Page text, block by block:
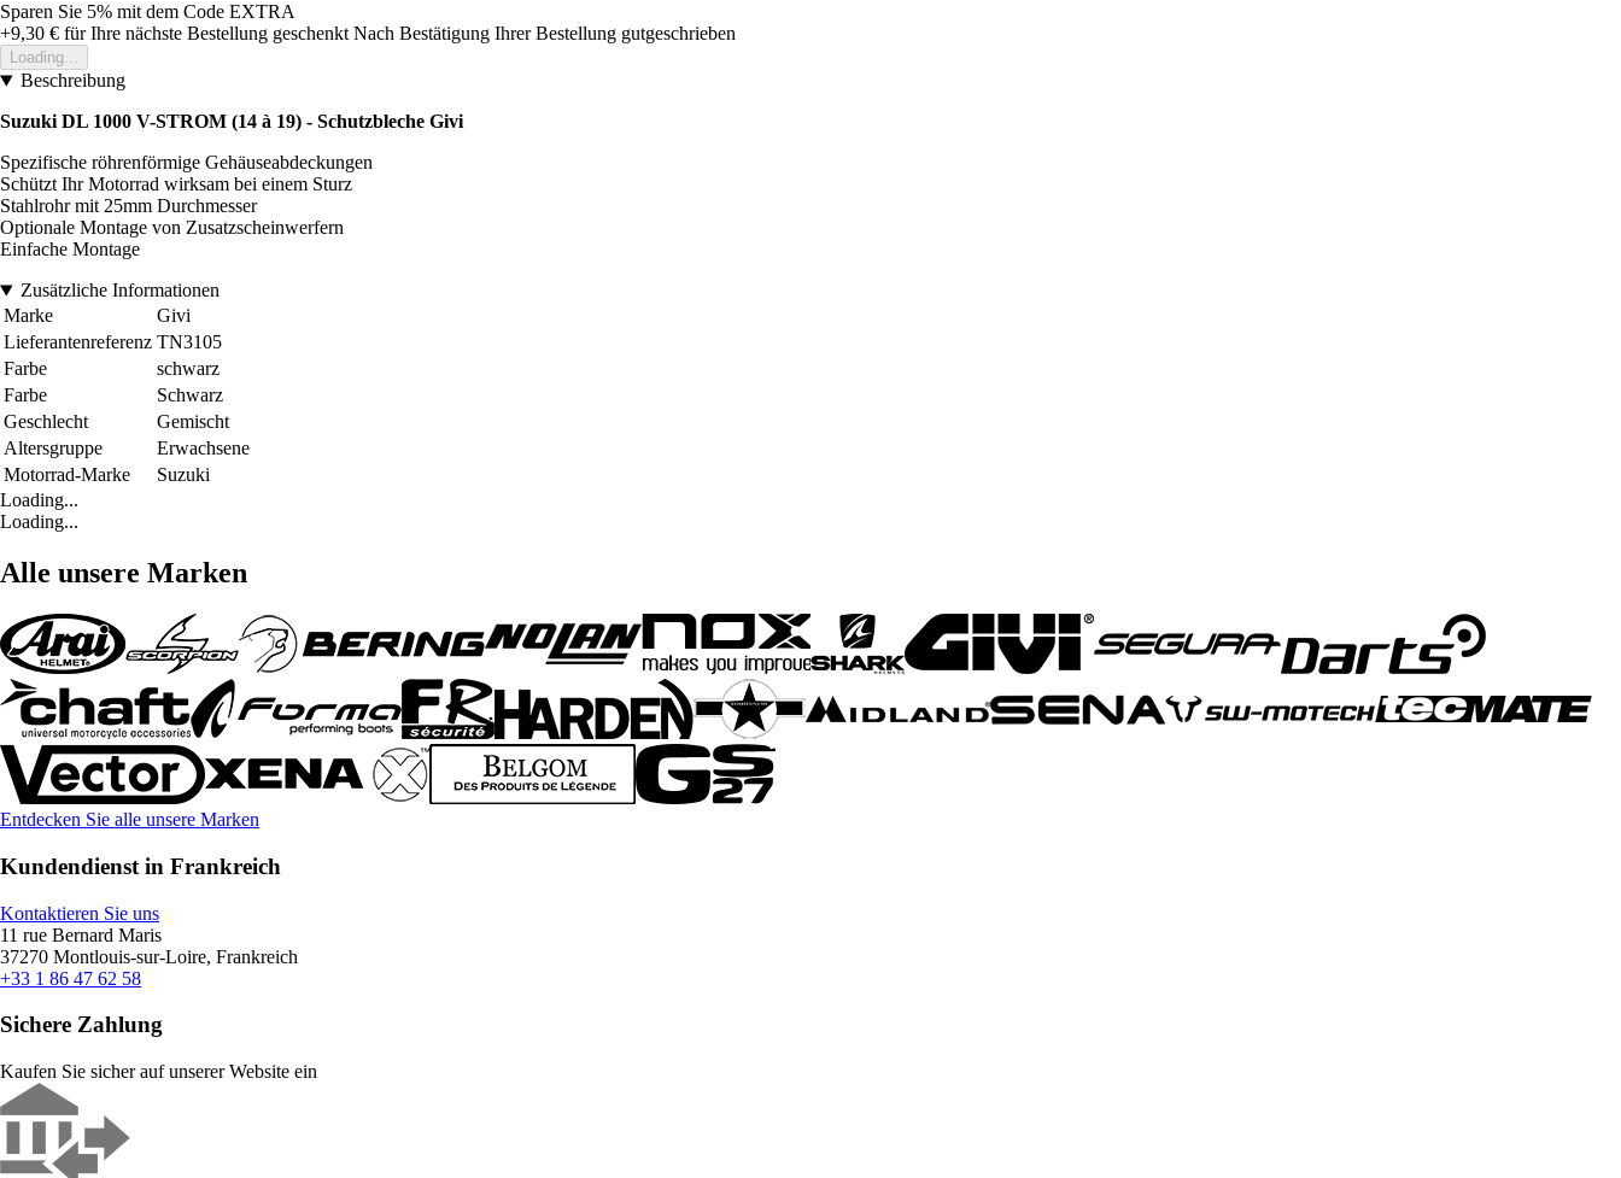
Sparen Sie 5% mit dem Code EXTRA
+9,30 € für Ihre nächste Bestellung geschenkt Nach Bestätigung Ihrer Bestellung gutgeschrieben
Loading...
Beschreibung
Suzuki DL 1000 V-STROM (14 à 19) - Schutzbleche Givi
Spezifische röhrenförmige Gehäuseabdeckungen
Schützt Ihr Motorrad wirksam bei einem Sturz
Stahlrohr mit 25mm Durchmesser
Optionale Montage von Zusatzscheinwerfern
Einfache Montage
Zusätzliche Informationen
Marke
Givi
Lieferantenreferenz TN3105
Farbe
schwarz
Farbe
Schwarz
Geschlecht
Gemischt
Altersgruppe
Erwachsene
Motorrad-Marke
Suzuki
Loading...
Loading...
Alle unsere Marken
Entdecken Sie alle unsere Marken
Kundendienst in Frankreich
Kontaktieren Sie uns
11 rue Bernard Maris
37270 Montlouis-sur-Loire, Frankreich
+33 1 86 47 62 58
Sichere Zahlung
Kaufen Sie sicher auf unserer Website ein